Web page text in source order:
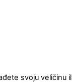
svoju veličinu